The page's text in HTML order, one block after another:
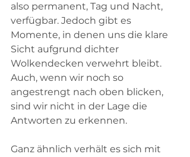
also permanent, Tag und Nacht,
verfügbar. Jedoch gibt es
Momente, in denen uns die klare
Sicht aufgrund dichter
Wolkendecken verwehrt bleibt.
Auch, wenn wir noch so
angestrengt nach oben blicken,
sind wir nicht in der Lage die
Antworten zu erkennen.
Ganz ähnlich verhält es sich mit